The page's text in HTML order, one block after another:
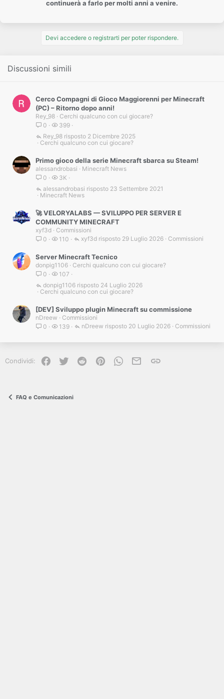
continuerà a farlo per molti anni a venire.
Devi accedere o registrarti per poter rispondere.
Discussioni simili
Cerco Compagni di Gioco Maggiorenni per Minecraft
(PC) – Ritorno dopo anni!
Rey_98
Cerchi qualcuno con cui giocare?
0
399
Cerchi qualcuno con cui giocare?
2 Dicembre 2025
Rey_98
Primo gioco della serie Minecraft sbarca su Steam!
alessandrobasi
Minecraft News
0
3K
Minecraft News
23 Settembre 2021
alessandrobasi
🚀 VELORYALABS — SVILUPPO PER SERVER E
COMMUNITY MINECRAFT
xyf3d
Commissioni
0
110 Commissioni
29 Luglio 2026
xyf3d
Server Minecraft Tecnico
donpig1106
Cerchi qualcuno con cui giocare?
0
107
Cerchi qualcuno con cui giocare?
24 Luglio 2026
donpig1106
[DEV] Sviluppo plugin Minecraft su commissione
nDreew
Commissioni
0
139 Commissioni
20 Luglio 2026
nDreew
Condividi: Facebook
Twitter Reddit PinterestWhatsApp
e-mailLink
FAQ e Comunicazioni